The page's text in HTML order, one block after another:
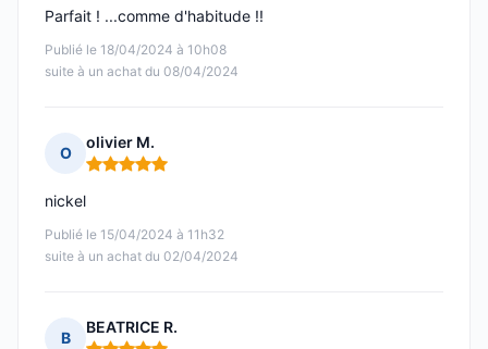
Publié le 18/04/2024 à 10h08
suite à un achat du 08/04/2024
Parfait ! ...comme d'habitude !!
O
olivier M.
Note : 5 sur 5
Publié le 15/04/2024 à 11h32
suite à un achat du 02/04/2024
nickel
B
BEATRICE R.